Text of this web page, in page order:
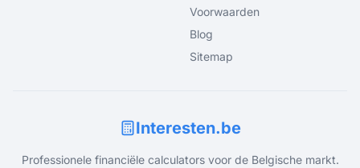
Voorwaarden
Blog
Sitemap
Interesten.be
Professionele financiële calculators voor de Belgische markt.